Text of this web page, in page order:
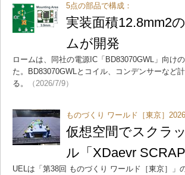
5点の部品で構成：
実装面積12.8mm2
ムが開発
ロームは、同社の電源IC「BD83070GWL」向け
た。BD83070GWLとコイル、コンデンサーなど
る。
（2026/7/9）
ものづくり ワールド［東京］2026
仮想空間でスクラ
ル「XDaevr
UELは「第38回 ものづくり ワールド［東京］